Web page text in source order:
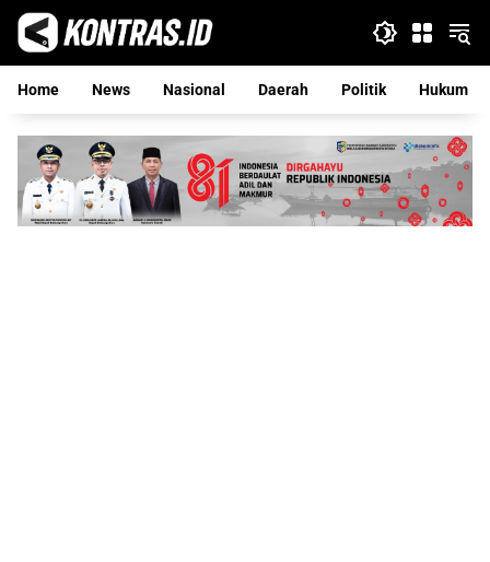
Langsung
konten
Home
News Nasional Daerah Politik Hukum